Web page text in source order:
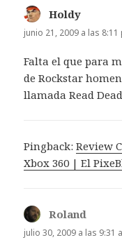
Holdy
junio 21, 2009 a las 8:11
Falta el que para
de Rockstar
llamada Read
Pingback:Review
Xbox 360 | El
Roland
julio 30, 2009 a las 9:31